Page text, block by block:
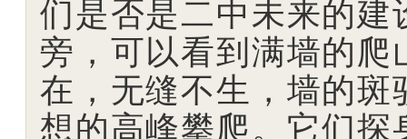
们是否是二中未来的
旁，可以看到满墙的
在，无缝不生，墙的
想的高峰攀爬。它们